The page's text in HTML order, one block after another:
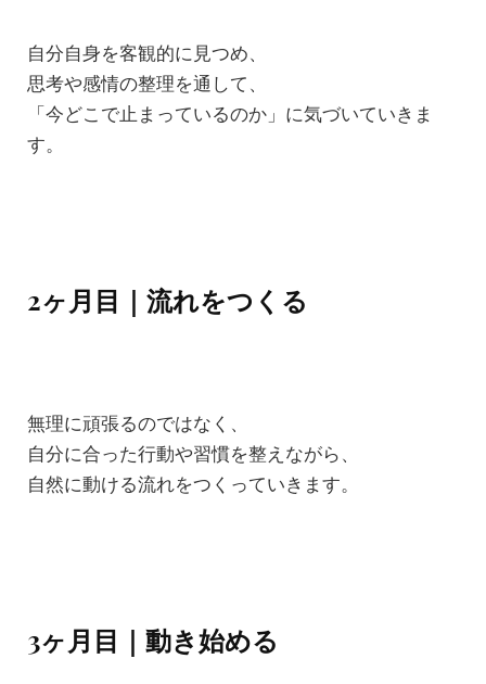
自分自身を客観的に見つめ、
思考や感情の整理を通して、
「今どこで止まっているのか」に気づいていきま
す。
2ヶ月目｜流れをつくる
無理に頑張るのではなく、
自分に合った行動や習慣を整えながら、
自然に動ける流れをつくっていきます。
3ヶ月目｜動き始める